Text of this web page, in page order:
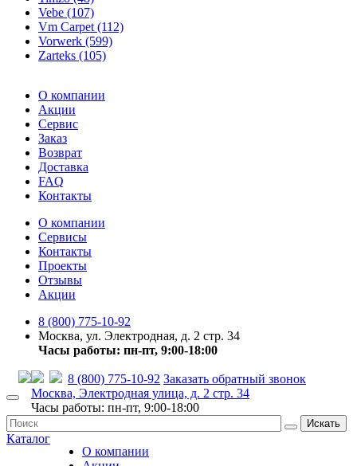
Vebe (107)
Vm Carpet (112)
Vorwerk (599)
Zarteks (105)
О компании
Акции
Сервис
Заказ
Возврат
Доставка
FAQ
Контакты
О компании
Сервисы
Контакты
Проекты
Отзывы
Акции
8 (800) 775-10-92
Москва, ул. Электродная, д. 2 стр. 34
Часы работы: пн-пт, 9:00-18:00
8 (800) 775-10-92 Заказать обратный звонок
Москва, Электродная улица, д. 2 стр. 34
Часы работы: пн-пт, 9:00-18:00
Искать
Каталог
О компании